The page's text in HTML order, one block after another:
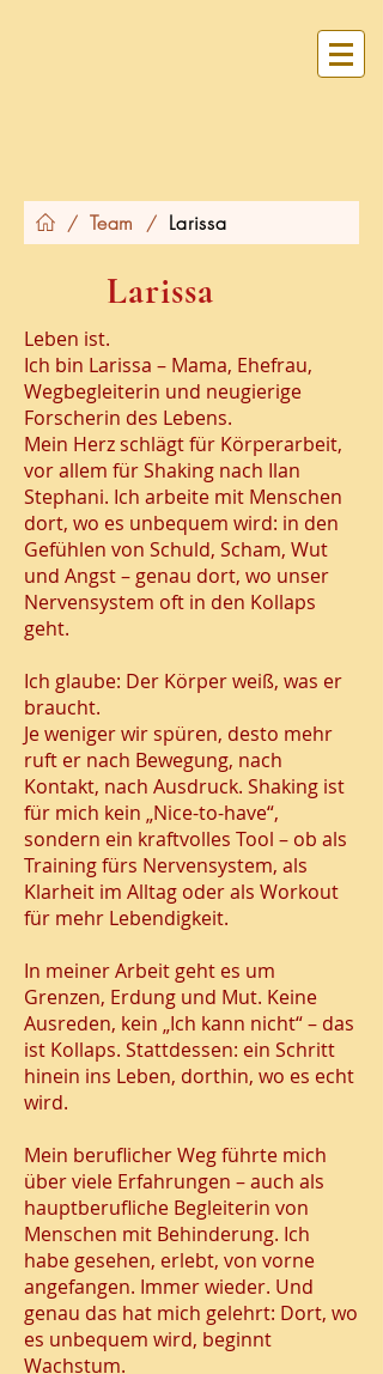
/ Team / Larissa
Larissa
Leben ist.
Ich bin Larissa – Mama, Ehefrau,
Wegbegleiterin und neugierige
Forscherin des Lebens.
Mein Herz schlägt für Körperarbeit,
vor allem für Shaking nach Ilan
Stephani. Ich arbeite mit Menschen
dort, wo es unbequem wird: in den
Gefühlen von Schuld, Scham, Wut
und Angst – genau dort, wo unser
Nervensystem oft in den Kollaps
geht.
Ich glaube: Der Körper weiß, was er
braucht.
Je weniger wir spüren, desto mehr
ruft er nach Bewegung, nach
Kontakt, nach Ausdruck. Shaking ist
für mich kein „Nice-to-have“,
sondern ein kraftvolles Tool – ob als
Training fürs Nervensystem, als
Klarheit im Alltag oder als Workout
für mehr Lebendigkeit.
In meiner Arbeit geht es um
Grenzen, Erdung und Mut. Keine
Ausreden, kein „Ich kann nicht“ – das
ist Kollaps. Stattdessen: ein Schritt
hinein ins Leben, dorthin, wo es echt
wird.
Mein beruflicher Weg führte mich
über viele Erfahrungen – auch als
hauptberufliche Begleiterin von
Menschen mit Behinderung. Ich
habe gesehen, erlebt, von vorne
angefangen. Immer wieder. Und
genau das hat mich gelehrt: Dort, wo
es unbequem wird, beginnt
Wachstum.